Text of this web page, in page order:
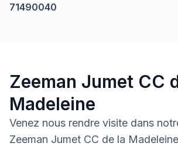
71490040
Zeeman Jumet CC
Madeleine
Venez nous rendre visite dans
Zeeman Jumet CC de la